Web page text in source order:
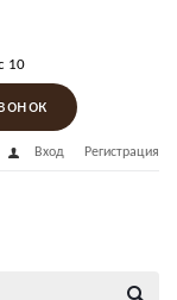
10
Вход Регистрация